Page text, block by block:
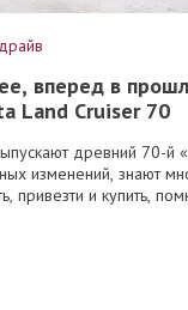
вперед в
Land Cruiser 70
древний 70-й
изменений, знают
привезти и купить,